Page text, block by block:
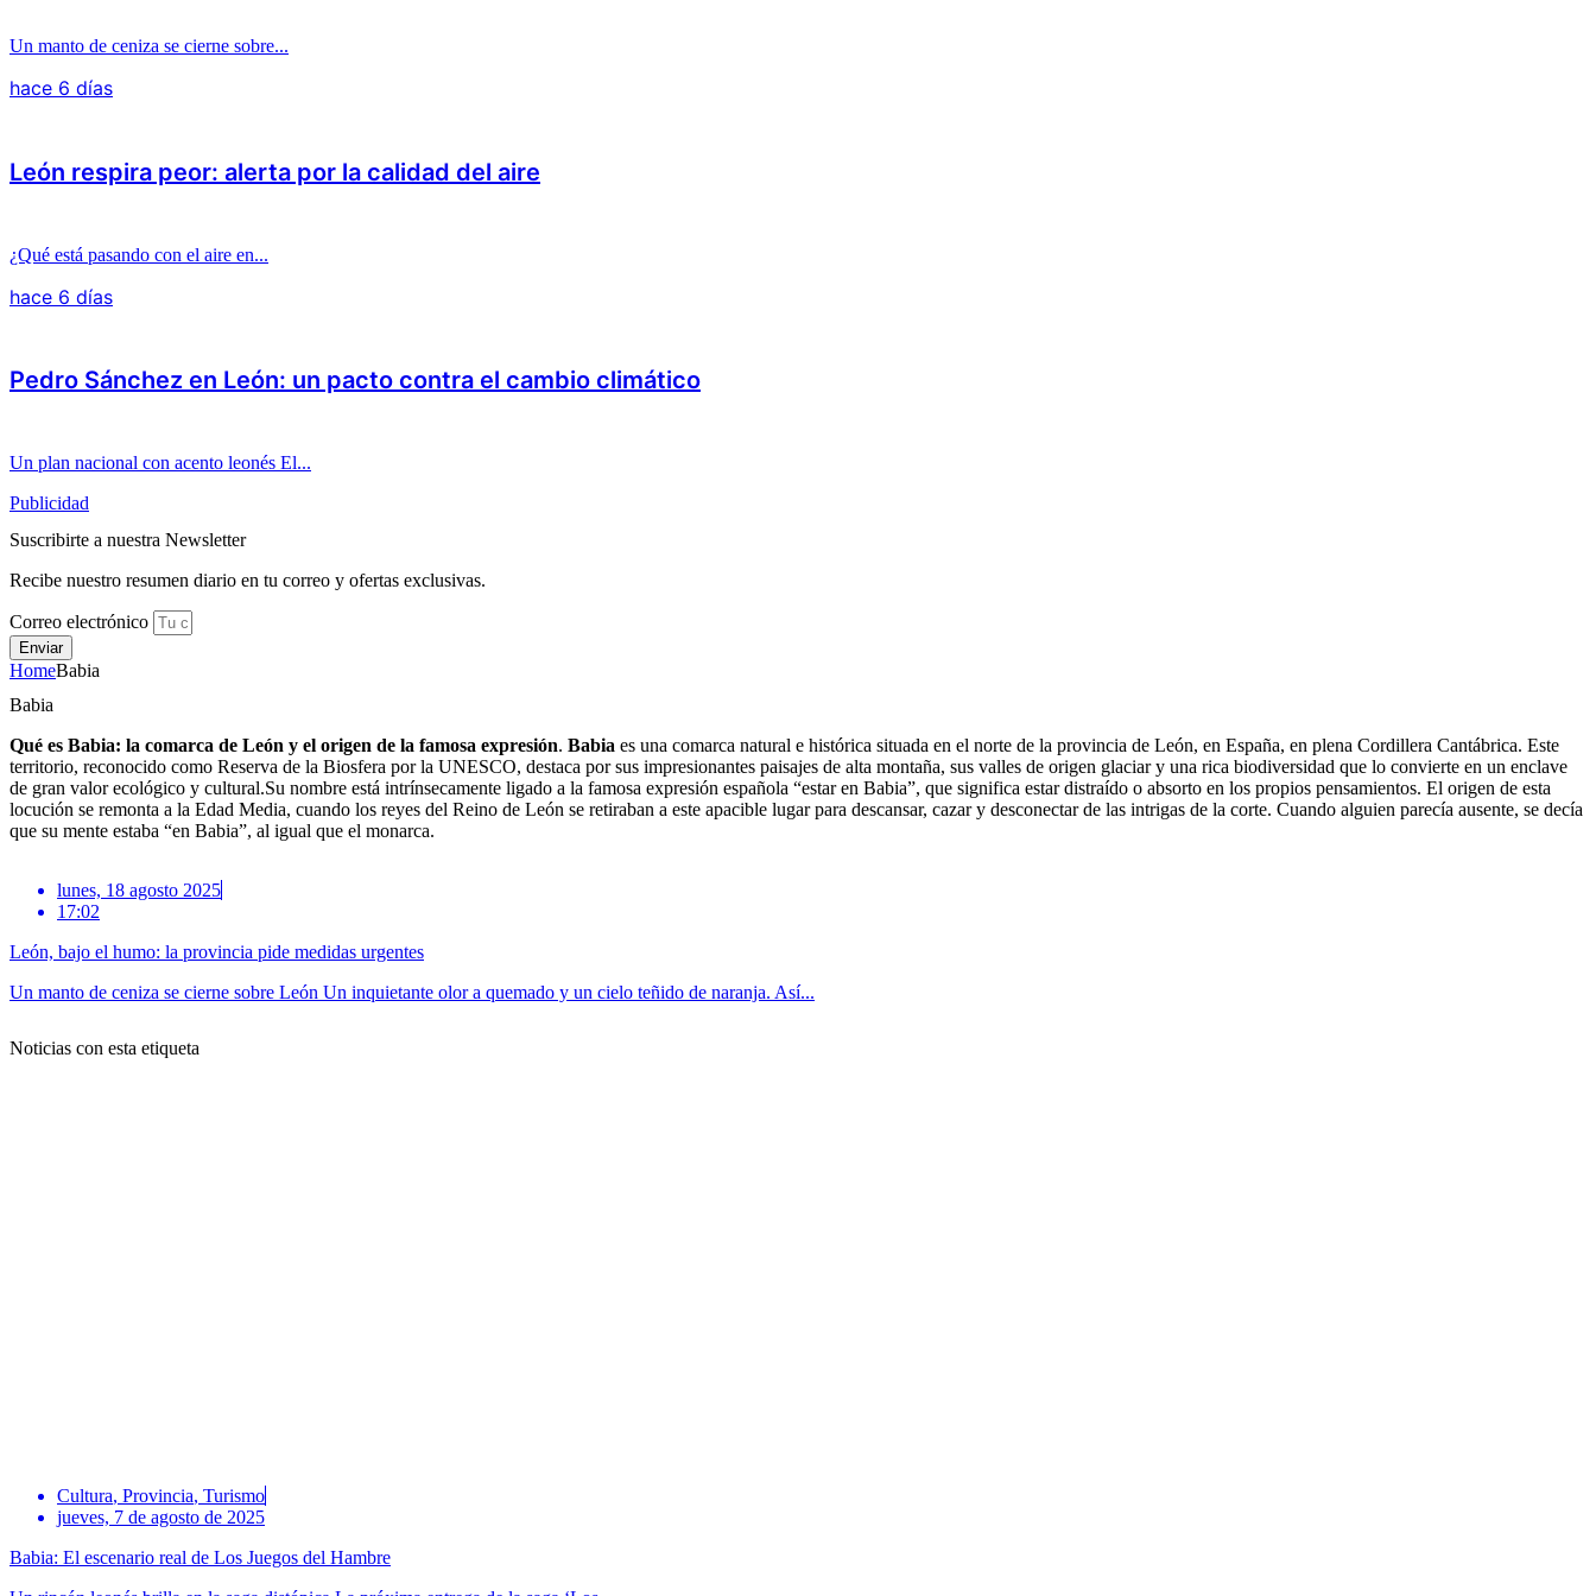
Un manto de ceniza se cierne sobre...
hace 6 días
León respira peor: alerta por la calidad del aire
¿Qué está pasando con el aire en...
hace 6 días
Pedro Sánchez en León: un pacto contra el cambio climático
Un plan nacional con acento leonés El...
Publicidad
Suscribirte a nuestra Newsletter
Recibe nuestro resumen diario en tu correo y ofertas exclusivas.
Correo electrónico
Enviar
HomeBabia
Babia
Qué es Babia: la comarca de León y el origen de la famosa expresión. Babia es una comarca natural e histórica situada en el norte de la provincia de León, en España, en plena Cordillera Cantábrica. Este
territorio, reconocido como Reserva de la Biosfera por la UNESCO, destaca por sus impresionantes paisajes de alta montaña, sus valles de origen glaciar y una rica biodiversidad que lo convierte en un enclave
de gran valor ecológico y cultural.Su nombre está intrínsecamente ligado a la famosa expresión española “estar en Babia”, que significa estar distraído o absorto en los propios pensamientos. El origen de esta
locución se remonta a la Edad Media, cuando los reyes del Reino de León se retiraban a este apacible lugar para descansar, cazar y desconectar de las intrigas de la corte. Cuando alguien parecía ausente, se decía
que su mente estaba “en Babia”, al igual que el monarca.
lunes, 18 agosto 2025
17:02
León, bajo el humo: la provincia pide medidas urgentes
Un manto de ceniza se cierne sobre León Un inquietante olor a quemado y un cielo teñido de naranja. Así...
Noticias con esta etiqueta
Cultura, Provincia, Turismo
jueves, 7 de agosto de 2025
Babia: El escenario real de Los Juegos del Hambre